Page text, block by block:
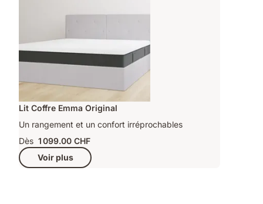
Lit Coffre Emma Original
Un rangement et un confort irréprochables
Dès 1 099.00 CHF
Voir plus